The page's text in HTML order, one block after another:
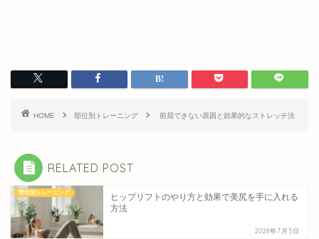
HOME 部位別トレーニング 前屈できない原因と効果的なストレッチ法
RELATED POST
部位別トレーニング
ヒップリフトのやり方と効果で美尻を手に入れる
方法
2026年7月5日